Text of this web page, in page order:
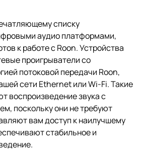
списку
аудио платформами,
к работе с Roon. Устройства
проигрыватели со
потоковой передачи Roon,
сети Ethernet или Wi-Fi. Такие
воспроизведение звука с
поскольку они не требуют
вам доступ к наилучшему
стабильное и